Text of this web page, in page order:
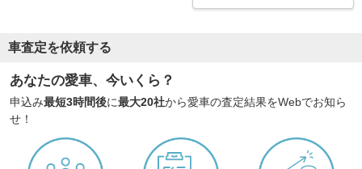
車査定を依頼する
あなたの愛車、今いくら？
申込み最短3時間後に最大20社から愛車の査定結果をWebでお知ら
せ！